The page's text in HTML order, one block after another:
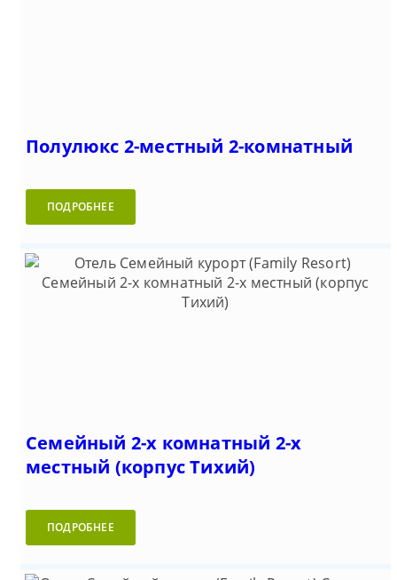
Полулюкс 2-местный 2-комнатный
ПОДРОБНЕЕ
Семейный 2-х комнатный 2-х
местный (корпус Тихий)
ПОДРОБНЕЕ